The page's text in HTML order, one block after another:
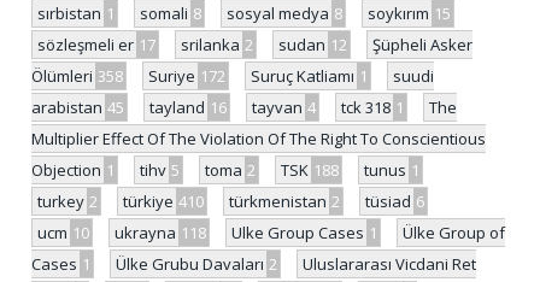
sırbistan 1 somali 8 sosyal medya 8 soykırım 15
sözleşmeli er 17 srilanka 2 sudan 12
Şüpheli Asker
Ölümleri 358 Suriye 172 Suruç Katliamı 1
suudi
arabistan 45 tayland 16 tayvan 4 tck 318 1
The
Multiplier Effect Of The Violation Of The Right To Conscientious
Objection 1 tihv 5 toma 2 TSK 188 tunus 1
turkey 2 türkiye 410 türkmenistan 2 tüsiad 6
ucm 10 ukrayna 118 Ulke Group Cases 1
Ülke Group of
Cases 1 Ülke Grubu Davaları 2
Uluslararası Vicdani Ret